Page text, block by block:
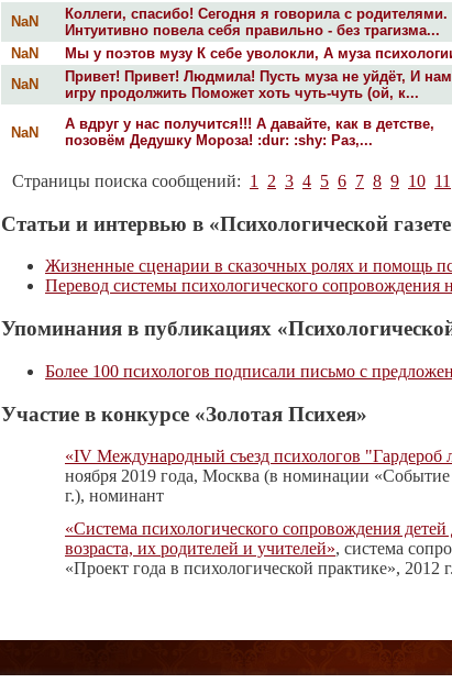
NaN
Коллеги, спасибо! Сегодня я говорила с родителями.
Интуитивно повела себя правильно - без трагизма...
NaN
Мы у поэтов музу К себе уволокли, А муза
NaN
Привет! Привет! Людмила! Пусть муза не уйдёт, И нам
игру продолжить Поможет хоть чуть-чуть (ой, к...
NaN
А вдруг у нас получится!!! А давайте, как в детстве,
позовём Дедушку Мороза! :dur: :shy: Раз,...
Страницы поиска сообщений: 1 2 3 4 5 6 7 8 9 10 11
Статьи и интервью в «Психологической
Жизненные сценарии в сказочных ролях и помощь
Перевод системы психологического сопровождения
Упоминания в публикациях
Более 100 психологов подписали письмо с
Участие в конкурсе «Золотая Психея»
«IV Международный съезд психологов "Гардероб
ноября 2019 года, Москва (в номинации
г.), номинант
«Система психологического сопровождения
возраста, их родителей и учителей», система
«Проект года в психологической практике», 2012